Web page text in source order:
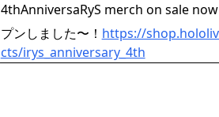
4thAnniversaRyS merch on sale
プンしました〜！ https://
cts/irys_anniversary_4th